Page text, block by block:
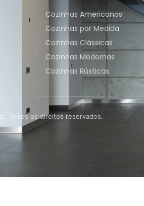
Cozinhas Americanas
Cozinhas por Medida
Cozinhas Clássicas
Cozinhas Modernas
Cozinhas Rústicas
Todos os direitos reservados.